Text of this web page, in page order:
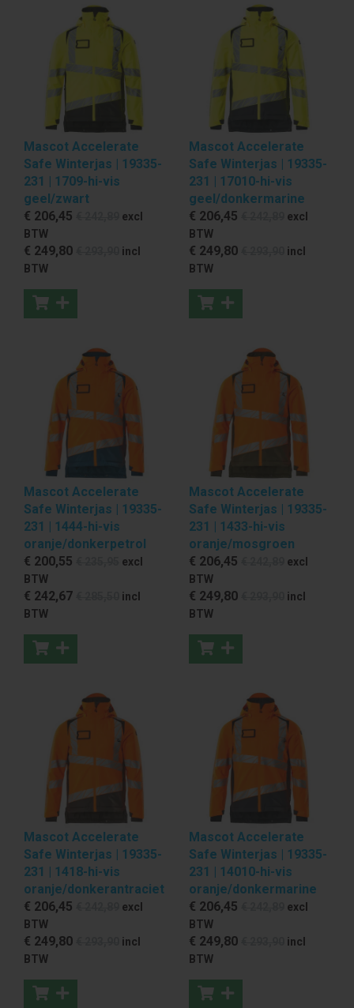
Mascot Accelerate
Safe Winterjas | 19335-
231 | 1709-hi-vis
geel/zwart
€ 206,45
excl
BTW
€ 249,80
incl
BTW
Mascot Accelerate
Safe Winterjas | 19335-
231 | 17010-hi-vis
geel/donkermarine
€ 206,45
excl
BTW
€ 249,80
incl
BTW
Mascot Accelerate
Safe Winterjas | 19335-
231 | 1444-hi-vis
oranje/donkerpetrol
€ 200,55
excl
BTW
€ 242,67
incl
BTW
Mascot Accelerate
Safe Winterjas | 19335-
231 | 1433-hi-vis
oranje/mosgroen
€ 206,45
excl
BTW
€ 249,80
incl
BTW
Mascot Accelerate
Safe Winterjas | 19335-
231 | 1418-hi-vis
oranje/donkerantraciet
€ 206,45
excl
BTW
€ 249,80
incl
BTW
Mascot Accelerate
Safe Winterjas | 19335-
231 | 14010-hi-vis
oranje/donkermarine
€ 206,45
excl
BTW
€ 249,80
incl
BTW